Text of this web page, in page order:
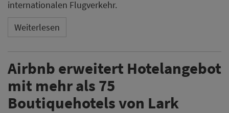
internationalen Flugverkehr.
Weiterlesen
Airbnb erweitert Hotelangebot
mit mehr als 75
Boutiquehotels von Lark